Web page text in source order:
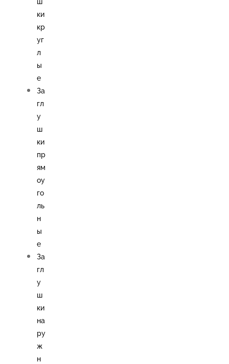
ш
ки
кр
уг
л
ы
е
За
гл
у
ш
ки
пр
ям
оу
го
ль
н
ы
е
За
гл
у
ш
ки
на
ру
ж
н